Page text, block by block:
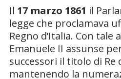
Il 17 marzo 1861 il
legge che proclamava
Regno d’Italia. Con
Emanuele II assunse
successori il titolo di Re
mantenendo la